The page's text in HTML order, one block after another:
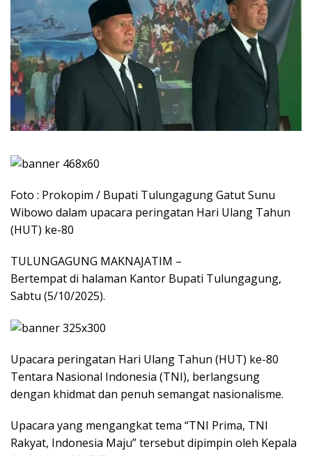
Foto : Prokopim / Bupati Tulungagung Gatut Sunu
Wibowo dalam upacara peringatan Hari Ulang Tahun
(HUT) ke-80
TULUNGAGUNG MAKNAJATIM –
Bertempat di halaman Kantor Bupati Tulungagung,
Sabtu (5/10/2025).
Upacara peringatan Hari Ulang Tahun (HUT) ke-80
Tentara Nasional Indonesia (TNI), berlangsung
dengan khidmat dan penuh semangat nasionalisme.
Upacara yang mengangkat tema “TNI Prima, TNI
Rakyat, Indonesia Maju” tersebut dipimpin oleh Kepala